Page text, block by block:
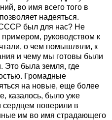
во имя всего того в
надеяться.
СССР был для нас? Не
примером, руководством к
о чем помышляли, к
и чему мы готовы были
Это была земля, где
Громадные
на новые, еще более
казалось, было уже
сердцем поверили в
им во имя страдающего